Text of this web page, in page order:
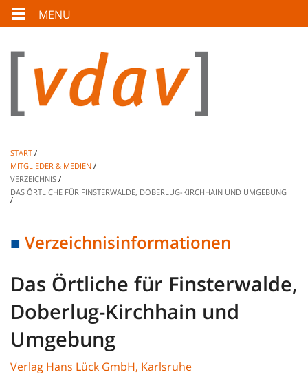
MENU
START
MITGLIEDER & MEDIEN
VERZEICHNIS
DAS ÖRTLICHE FÜR FINSTERWALDE, DOBERLUG-KIRCHHAIN UND UMGEBUNG
Verzeichnisinformationen
Das Örtliche für Finsterwalde,
Doberlug-Kirchhain und
Umgebung
Verlag Hans Lück GmbH, Karlsruhe